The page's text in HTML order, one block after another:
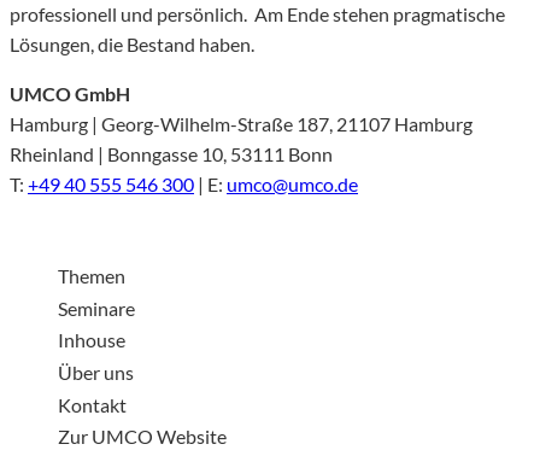
professionell und persönlich. Am Ende stehen pragmatische
Lösungen, die Bestand haben.
UMCO GmbH
Hamburg | Georg-Wilhelm-Straße 187, 21107 Hamburg
Rheinland | Bonngasse 10, 53111 Bonn
T: +49 40 555 546 300 | E: umco@umco.de
Themen
Seminare
Inhouse
Über uns
Kontakt
Zur UMCO Website